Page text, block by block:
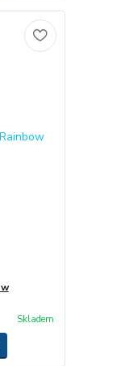
Skladem